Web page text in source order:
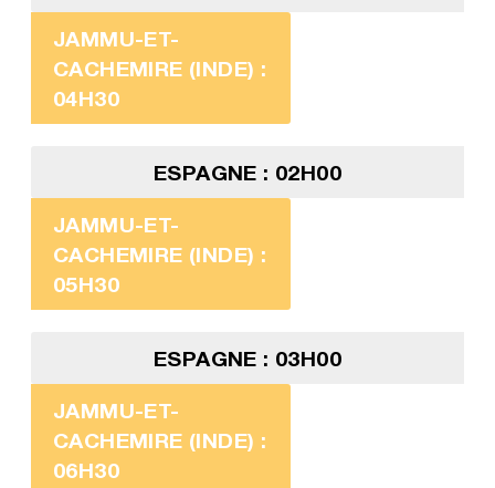
JAMMU-ET-
CACHEMIRE (INDE) :
04H30
ESPAGNE : 02H00
JAMMU-ET-
CACHEMIRE (INDE) :
05H30
ESPAGNE : 03H00
JAMMU-ET-
CACHEMIRE (INDE) :
06H30